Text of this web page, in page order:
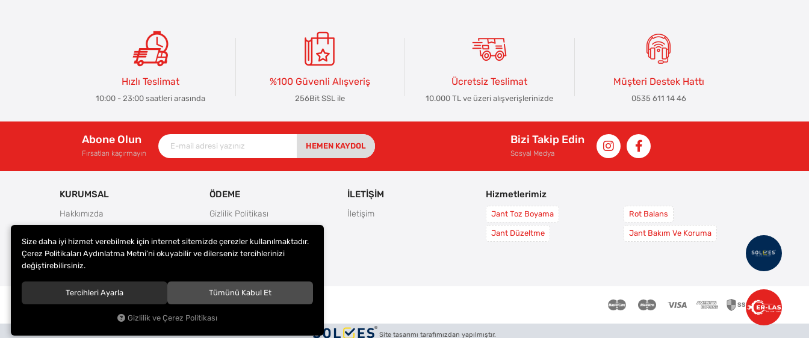
Hızlı Teslimat
10:00 - 23:00 saatleri arasında
%100 Güvenli Alışveriş
256Bit SSL ile
Ücretsiz Teslimat
10.000 TL ve üzeri alışverişlerinizde
Müşteri Destek Hattı
0535 611 14 46
Abone Olun
Fırsatları kaçırmayın
HEMEN KAYDOL
Bizi Takip Edin
Sosyal Medya
KURUMSAL
Hakkımızda
Teslimat ve İade Şartları
Kargo Seçenekleri
ÖDEME
Gizlilik Politikası
Ödeme Seçenekleri
İLETİŞİM
İletişim
Hizmetlerimiz
Jant Toz Boyama
Jant Düzeltme
Rot Balans
Jant Bakım Ve Koruma
ER-LAS Oto Jant ve Lastik - Yunus ULAŞ
Site tasarımı tarafımızdan yapılmıştır.
Size daha iyi hizmet verebilmek için internet sitemizde çerezler kullanılmaktadır.
Çerez Politikaları Aydınlatma Metni’ni okuyabilir ve dilerseniz tercihlerinizi
değiştirebilirsiniz.
Tercihleri Ayarla Tümünü Kabul Et
Gizlilik ve Çerez Politikası